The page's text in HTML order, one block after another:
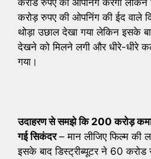
करोड़ रुपए की ओपनिंग की ईद वाले
थोड़ा उछाल देखा गया लेकिन इसके
देखने को मिलने लगी और धीरे-धीरे
गया।
उदाहरण से समझे कि 200 करोड़
गई सिकंदर– मान लीजिए फिल्म की
इसके बाद डिस्ट्रीब्यूटर ने 60 करोड